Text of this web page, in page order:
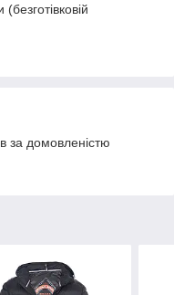
за домовленістю